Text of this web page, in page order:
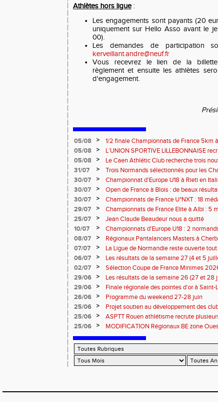
Athlètes hors ligue:
Les engagements sont payants (20
uniquement sur Hello Asso avant le
00).
Les demandes de participation
kerveillant.andre@neuf.fr
Vous recevrez le lien de la
règlement et ensuite les athlètes
d'engagement.
05/08 >
1/2 finale Championnats de France 5km
13 septembre 2026 : les informations
05/08 >
L’UNION SPORTIVE LILLEBONNAISE
rentrée 2026
05/08 >
Le Caen Athlétic Club recherche trois
civique à compter de septembre 2026
31/07 >
Trois Normands sélectionnés pour les
Eugene !
30/07 >
Championnat d'Europe U18 à Rieti en
normands
30/07 >
Open de France à Blois : de beaux
30/07
>
Championnats de France U*NXT : 18
29/07
>
Championnats de France Elite à Albi : 5
titres !
25/07 >
Jean Claude Beaudeur nous a quitté
10/07
>
Championnats d'Europe U18 : 2
08/07
>
Régionaux Pantalancers Masters à
07/07
>
La Ligue de Normandie reste ouverte tout
06/07
>
Les résultats de la semaine 27 (4 et 5
02/07
>
Sélection Coupe de France Minimes
29/06
>
Les résultats de la semaine 26 (27 et 28
29/06
>
Finale régionale des pointes d'or à
informations
26/06 >
Programme du weekend 27-28 juin
25/06
>
Projet soutien au développement des
25/06
>
ASPTT Rouen athlétisme recrute
25/06
>
MODIFICATION Régionaux BE zone